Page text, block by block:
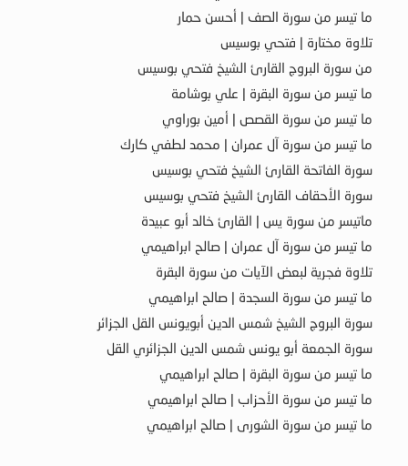
ما تيسر من سورة الصف | أحسن حمار
تلاوة مختارة | فتحي بوسيس
من سورة البروج القارئ الشيخ فتحي بوسيس
ما تيسر من سورة البقرة | علي بوشامة
ما تيسر من سورة القصص | أمين بوراوي
ما تيسر من سورة آل عمران | محمد لطفي كارك
سورة الفاتحة القارئ الشيخ فتحي بوسيس
سورة الأحقاف القارئ الشيخ فتحي بوسيس
ماتيسر من سورة يس | القارئ خالد أبو عبيدة
ما تيسر من سورة آل عمران | صالح ابراهيمي
تلاوة فجرية لبعض الآيات من سورة البقرة
ما تيسر من سورة السجدة | صالح ابراهيمي
سورة البروج الشيخ شمس الدين أبويونس القل الجزائر
سورة الجمعة أبو يونس شمس الدين الجزائري القل
ما تيسر من سورة البقرة | صالح ابراهيمي
ما تيسر من سورة الأحزاب | صالح ابراهيمي
ما تيسر من سورة الشورى | صالح ابراهيمي